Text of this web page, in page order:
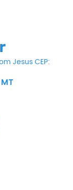
Jesus CEP: